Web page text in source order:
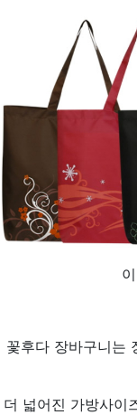
꽃후다 장바구니는
더 넓어진 가방사이